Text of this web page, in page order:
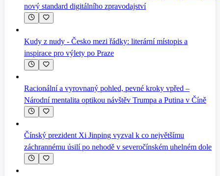
nový standard digitálního zpravodajství
Kudy z nudy - Česko mezi řádky: literární místopis a
inspirace pro výlety po Praze
Racionální a vyrovnaný pohled, pevné kroky vpřed –
Národní mentalita optikou návštěv Trumpa a Putina v Číně
Čínský prezident Xi Jinping vyzval k co největšímu
záchrannému úsilí po nehodě v severočínském uhelném dole